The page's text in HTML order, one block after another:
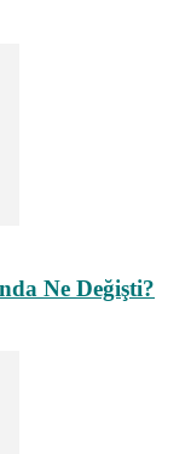
Ne Değişti?